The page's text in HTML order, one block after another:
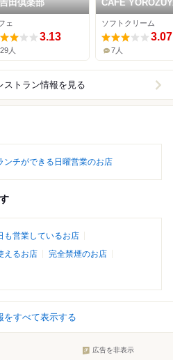
吉田倶楽部
ェ
3.13
29人
CAFE
ソフトクリーム
3.07
7人
ストラン情報を見る
ンチができる日曜営業のお店
も営業しているお店
えるお店
完全禁煙のお店
をすべて表示する
広告を非表示